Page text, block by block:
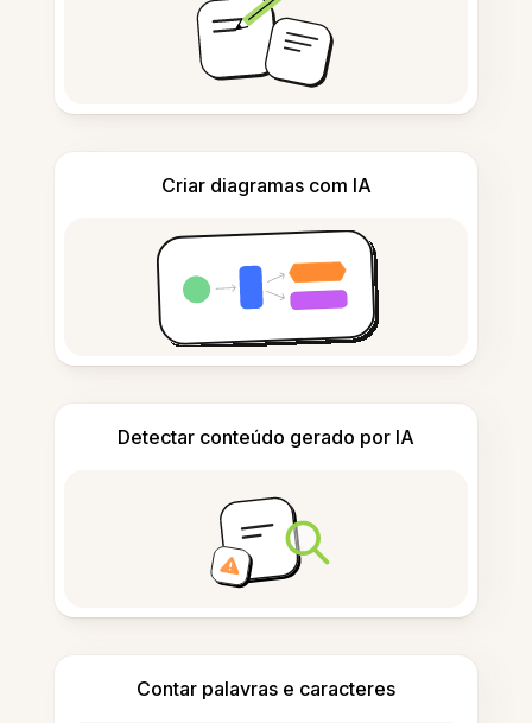
Criar diagramas com IA
Detectar conteúdo gerado por IA
Contar palavras e caracteres